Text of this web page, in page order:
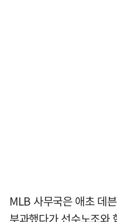
MLB 사무국은 애초 데
부과했다가 선수노조와